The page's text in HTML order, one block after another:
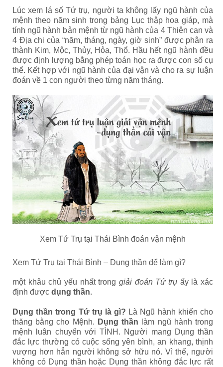
Lúc xem lá số Tứ trụ, người ta không lấy ngũ hành của
mệnh theo năm sinh trong bảng Lục thập hoa giáp, mà
tính ngũ hành bản mệnh từ ngũ hành của 4 Thiên can và
4 Địa chi của “năm, tháng, ngày, giờ sinh” được phân ra
thành Kim, Mộc, Thủy, Hỏa, Thổ. Hầu hết ngũ hành đều
được định lượng bằng phép toán học ra được con số cụ
thể. Kết hợp với ngũ hành của đại vận và cho ra sự luận
đoán về 1 con người theo từng năm tháng.
Xem Tứ Trụ tại Thái Bình đoán vận mệnh
Xem Tứ Trụ tại Thái Bình – Dụng thần để làm gì?
một khâu chủ yếu nhất trong giải đoán Tứ trụ ấy là xác
định được dụng thần.
Dụng thần trong Tứ trụ là gì? Là Ngũ hành khiến cho
thăng bằng cho Mệnh. Dụng thần làm ngũ hành trong
mệnh luân chuyển với TÌNH. Người mang Dụng thần
đắc lực thường có cuộc sống yên bình, an khang, thịnh
vượng hơn hẳn người không sở hữu nó. Vì thế, người
không có Dụng thần hoặc Dụng thần không đắc lực rất